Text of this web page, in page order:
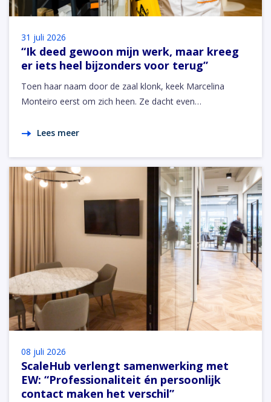
31 juli 2026
“Ik deed gewoon mijn werk, maar kreeg
er iets heel bijzonders voor terug”
Toen haar naam door de zaal klonk, keek Marcelina
Monteiro eerst om zich heen. Ze dacht even…
Lees meer
08 juli 2026
ScaleHub verlengt samenwerking met
EW: “Professionaliteit én persoonlijk
contact maken het verschil”